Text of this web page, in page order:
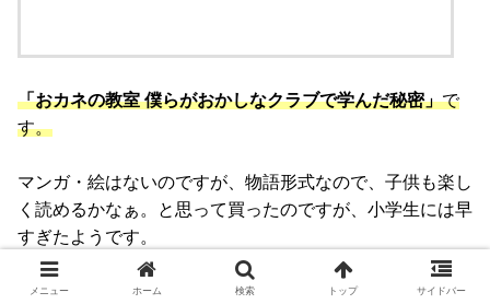
「おカネの教室 僕らがおかしなクラブで学んだ秘密」で
す。
マンガ・絵はないのですが、物語形式なので、子供も楽し
く読めるかなぁ。と思って買ったのですが、小学生には早
すぎたようです。
活字を読むのが好きなお子さんでも、漢字がかなり多いの
メニュー ホーム 検索 トップ サイドバー